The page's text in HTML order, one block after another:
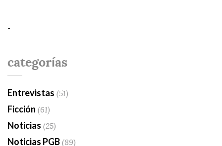
-
categorías
Entrevistas (51)
Ficción (61)
Noticias (25)
Noticias PGB(89)